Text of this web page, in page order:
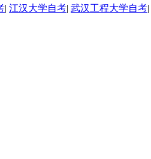
| 江汉大学自考| 武汉工程大学自考|